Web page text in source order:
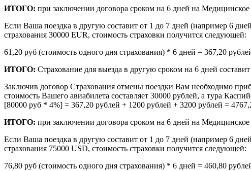
ИТОГО: при заключении договора сроком на 6 дней на
Если Ваша поездка в другую составит от 1 до 7 дней (например 6
страхования 30000 EUR, стоимость страховки получится следующей:
61,20 руб (стоимость одного дня страхования) * 6 дней = 367,20
ИТОГО: Страхование для выезда в другую сроком на 6 дней составит
Заключив договор Страхования отмены поездки Вам необходимо
стоимость Вашего авиабилета составляет 30000 рублей, а тура
[80000 руб * 4%] = 367,20 рублей + 1200 рублей + 3200 рублей =
ИТОГО: при заключении договора сроком на 6 дней на
Если Ваша поездка в другую составит от 1 до 7 дней (например 6
страхования 75000 USD, стоимость страховки получится следующей:
76,80 руб (стоимость одного дня страхования) * 6 дней = 460,80